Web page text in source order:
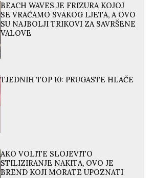
BEACH WAVES JE FRIZURA KOJOJ
SE VRAĆAMO SVAKOG LJETA, A OVO
SU NAJBOLJI TRIKOVI ZA SAVRŠENE
VALOVE
TJEDNIH TOP 10: PRUGASTE HLAČE
AKO VOLITE SLOJEVITO
STILIZIRANJE NAKITA, OVO JE
BREND KOJI MORATE UPOZNATI